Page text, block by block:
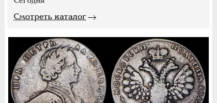
Смотреть каталог